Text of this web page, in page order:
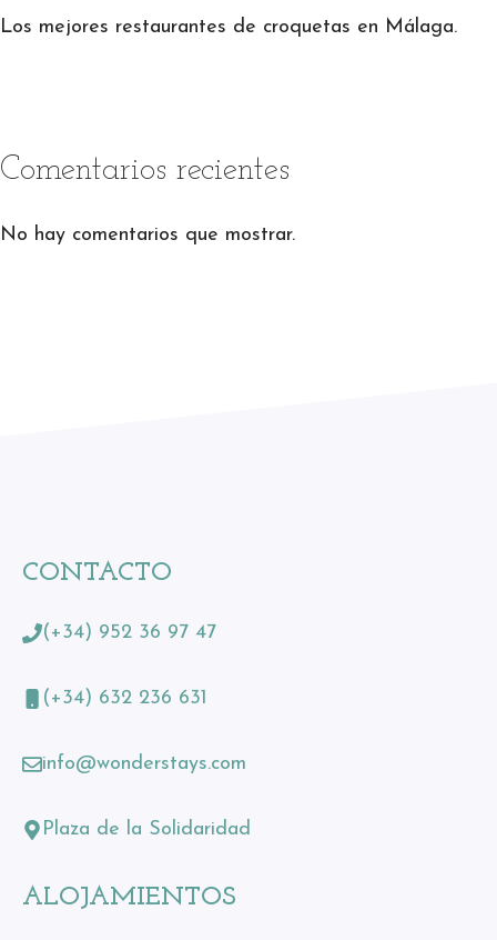
Los mejores restaurantes de croquetas en Málaga.
Comentarios recientes
No hay comentarios que mostrar.
CONTACTO
(+34) 952 36 97 47
(+34) 632 236 631
info@wonderstays.com
Plaza de la Solidaridad
ALOJAMIENTOS